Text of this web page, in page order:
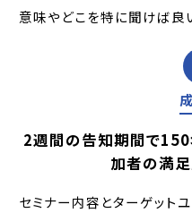
意味やどこを特に聞けば良
2週間の告知期間で
加者の満
セミナー内容とターゲット